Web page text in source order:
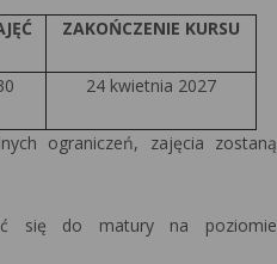
ZAKOŃCZENIE KURSU
24 kwietnia 2027
ograniczeń, zajęcia zostaną
się do matury na poziomie